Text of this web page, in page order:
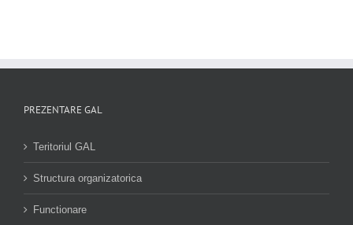
PREZENTARE GAL
Teritoriul GAL
Structura organizatorica
Functionare